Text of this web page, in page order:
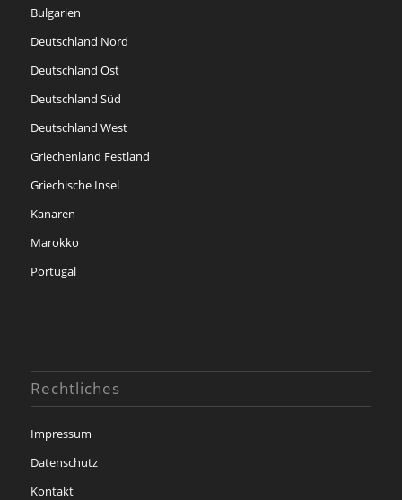
Bulgarien
Deutschland Nord
Deutschland Ost
Deutschland Süd
Deutschland West
Griechenland Festland
Griechische Insel
Kanaren
Marokko
Portugal
Rechtliches
Impressum
Datenschutz
Kontakt